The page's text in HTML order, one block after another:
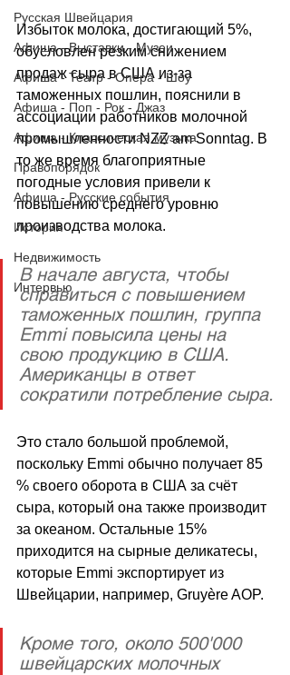
Русская Швейцария
Афиша - Выставки - Музеи
Афиша - Театр - Опера - Шоу
Афиша - Поп - Рок - Джаз
Афиша - Классическая музыка
Правопорядок
Афиша - Русские события
История
Недвижимость
Интервью
Избыток молока, достигающий 5%,
обусловлен резким снижением
продаж сыра в США из-за
таможенных пошлин, пояснили в
ассоциации работников молочной
промышленности NZZ am Sonntag. В
то же время благоприятные
погодные условия привели к
повышению среднего уровню
производства молока.
В начале августа, чтобы
справиться с повышением
таможенных пошлин, группа
Emmi повысила цены на
свою продукцию в США.
Американцы в ответ
сократили потребление сыра.
Это стало большой проблемой,
поскольку Emmi обычно получает 85
% своего оборота в США за счёт
сыра, который она также производит
за океаном. Остальные 15%
приходится на сырные деликатесы,
которые Emmi экспортирует из
Швейцарии, например, Gruyère AOP.
Кроме того, около 500'000
швейцарских молочных